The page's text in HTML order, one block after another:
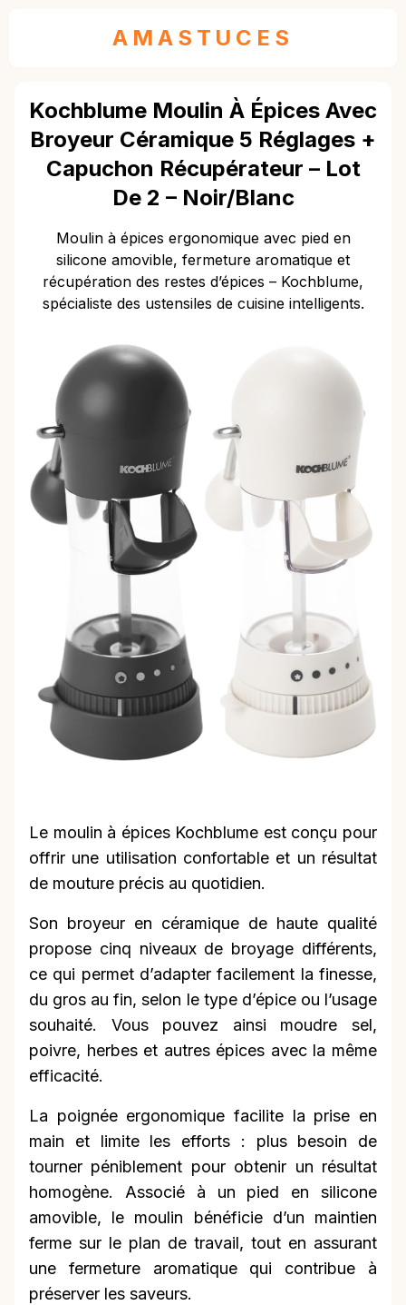
AMASTUCES
Kochblume Moulin À Épices Avec
Broyeur Céramique 5 Réglages +
Capuchon Récupérateur – Lot
De 2 – Noir/Blanc
Moulin à épices ergonomique avec pied en
silicone amovible, fermeture aromatique et
récupération des restes d’épices – Kochblume,
spécialiste des ustensiles de cuisine intelligents.
Le moulin à épices Kochblume est conçu pour
offrir une utilisation confortable et un résultat
de mouture précis au quotidien.
Son broyeur en céramique de haute qualité
propose cinq niveaux de broyage différents,
ce qui permet d’adapter facilement la finesse,
du gros au fin, selon le type d’épice ou l’usage
souhaité. Vous pouvez ainsi moudre sel,
poivre, herbes et autres épices avec la même
efficacité.
La poignée ergonomique facilite la prise en
main et limite les efforts : plus besoin de
tourner péniblement pour obtenir un résultat
homogène. Associé à un pied en silicone
amovible, le moulin bénéficie d’un maintien
ferme sur le plan de travail, tout en assurant
une fermeture aromatique qui contribue à
préserver les saveurs.